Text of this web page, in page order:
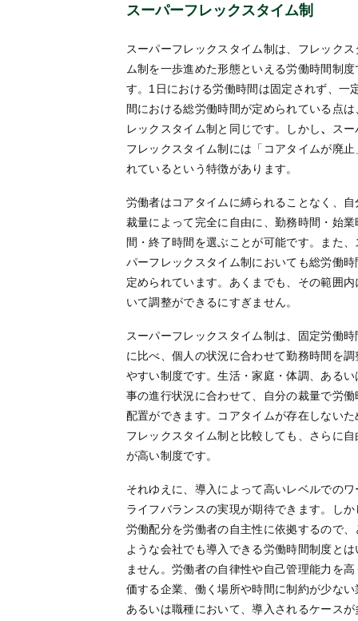
スーパーフレックスタイム制
スーパーフレックスタイム制は、フレックス
ム制を一歩進めた形態といえる労働時間制度
す。1日における労働時間は固定されず、一
間における総労働時間が定められている点は
レックスタイム制と同じです。しかし、
ス
フレックスタイム制には「コアタイムが廃止
れているという特徴があります。
労働者はコアタイムに縛られることなく、自
裁量によって完全に自由に、勤務時間・始業
間・終了時間を選ぶことが可能です。また、
パーフレックスタイム制においても総労働時
定められています。あくまでも、その範囲内
いて調整ができるにすぎません。
スーパーフレックスタイム制は、固定労働時
に比べ、個人の状況に合わせて勤務時間を調
やすい制度です。生活・家庭・体調、あるい
事の進行状況に合わせて、自分の裁量で労働
配置ができます。コアタイムが存在しないた
フレックスタイム制と比較しても、さらに自
が高い制度です。
それゆえに、導入によって高いレベルでのワ
ライフバランスの実現が期待できます。しか
労働配分を労働者の自主性に依拠するので、
ような会社でも導入できる労働時間制度とは
ません。労働者の自律性や自己管理能力を高
価する企業、働く場所や時間に制約が少ない
あるいは職種において、導入されるケースが